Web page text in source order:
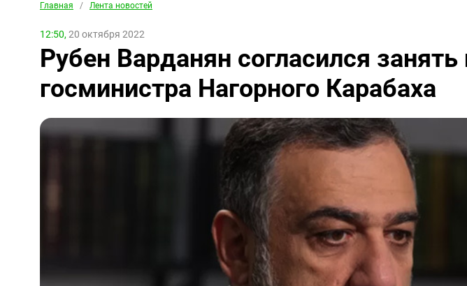
Главная / Лента новостей
12:50, 20 октября 2022
Рубен Варданян согласился занять
госминистра Нагорного Карабаха